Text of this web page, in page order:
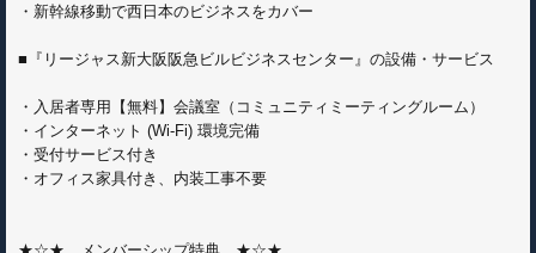
・新幹線移動で西日本のビジネスをカバー
■『リージャス新大阪阪急ビルビジネスセンター』の設備・サービス
・入居者専用【無料】会議室（コミュニティミーティングルーム）
・インターネット (Wi-Fi) 環境完備
・受付サービス付き
・オフィス家具付き、内装工事不要